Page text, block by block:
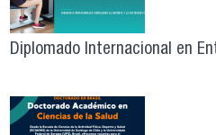
Diplomado Internacional en